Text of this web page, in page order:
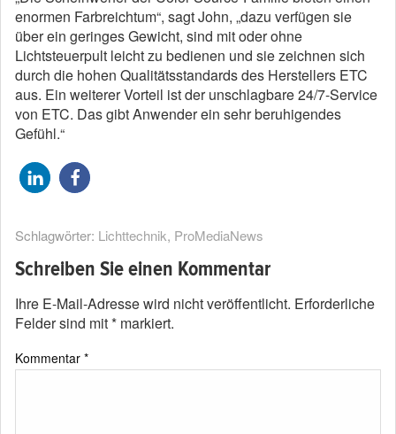
enormen Farbreichtum“, sagt John, „dazu verfügen sie
über ein geringes Gewicht, sind mit oder ohne
Lichtsteuerpult leicht zu bedienen und sie zeichnen sich
durch die hohen Qualitätsstandards des Herstellers ETC
aus. Ein weiterer Vorteil ist der unschlagbare 24/7-Service
von ETC. Das gibt Anwender ein sehr beruhigendes
Gefühl.“
Schlagwörter: Lichttechnik, ProMediaNews
Schreiben Sie einen Kommentar
Ihre E-Mail-Adresse wird nicht veröffentlicht. Erforderliche
Felder sind mit* markiert.
Kommentar *